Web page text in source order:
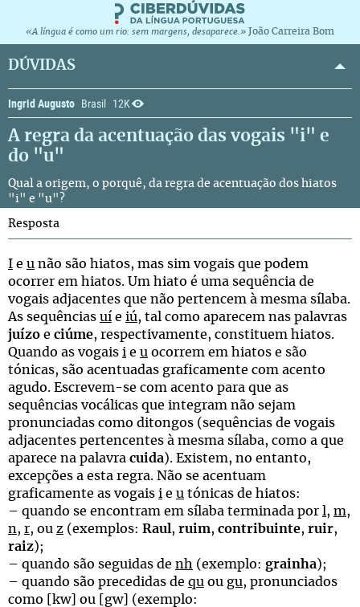
«A língua é como um rio: sem margens, desaparece.» João Carreira Bom
DÚVIDAS
Ingrid Augusto Brasil 12K
A regra da acentuação das vogais "i" e
do "u"
Qual a origem, o porquê, da regra de acentuação dos hiatos
"i" e "u"?
Resposta
I e u não são hiatos, mas sim vogais que podem
ocorrer em hiatos. Um hiato é uma sequência de
vogais adjacentes que não pertencem à mesma sílaba.
As sequências uí e iú, tal como aparecem nas palavras
juízo e ciúme, respectivamente, constituem hiatos.
Quando as vogais i e u ocorrem em hiatos e são
tónicas, são acentuadas graficamente com acento
agudo. Escrevem-se com acento para que as
sequências vocálicas que integram não sejam
pronunciadas como ditongos (sequências de vogais
adjacentes pertencentes à mesma sílaba, como a que
aparece na palavra cuida). Existem, no entanto,
excepções a esta regra. Não se acentuam
graficamente as vogais i e u tónicas de hiatos:
– quando se encontram em sílaba terminada por
, m,
n, r, ou z (exemplos: Raul , ruim, contribuinte, ruir,
raiz);
– quando são seguidas de nh (exemplo: grainha);
– quando são precedidas de qu ou gu, pronunciados
como [kw] ou [gw] (exemplo: